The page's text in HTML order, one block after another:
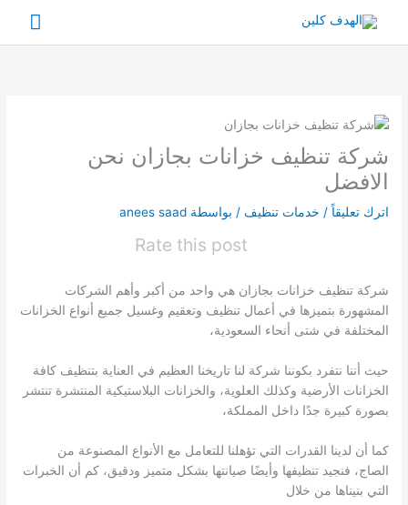
المحتوى
شركة تنظيف خزانات بجازان نحن
الافضل
اترك تعليقاً / خدمات تنظيف / بواسطة anees saad
Rate this post
شركة تنظيف خزانات بجازان هي واحد من أكبر وأهم الشركات
المشهورة بتميزها في أعمال تنظيف وتعقيم وغسيل جميع أنواع الخزانات
المختلفة في شتى أنحاء السعودية،
حيث أننا نتفرد بكوننا شركة لنا تاريخنا العظيم في العناية بتنظيف كافة
الخزانات الأرضية وكذلك العلوية، والخزانات البلاستيكية المنتشرة تنتشر
بصورة كبيرة جدًا داخل المملكة،
كما أن لدينا القدرات التي تؤهلنا للتعامل مع الأنواع المصنوعة من
الصاج، فنجيد تنظيفها وأيضًا صيانتها بشكل متميز ودقيق، كم أن الخبرات
التي بنيناها من خلال